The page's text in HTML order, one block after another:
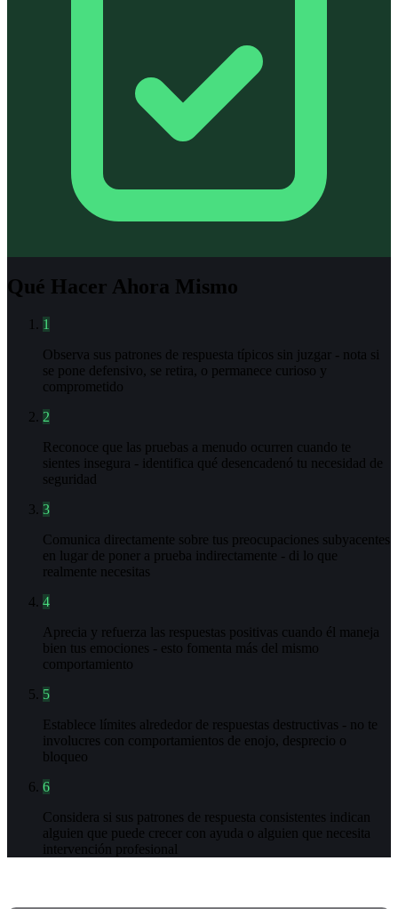
Qué Hacer Ahora Mismo
1
Observa sus patrones de respuesta típicos sin juzgar - nota si
se pone defensivo, se retira, o permanece curioso y
comprometido
2
Reconoce que las pruebas a menudo ocurren cuando te
sientes insegura - identifica qué desencadenó tu necesidad de
seguridad
3
Comunica directamente sobre tus preocupaciones subyacentes
en lugar de poner a prueba indirectamente - di lo que
realmente necesitas
4
Aprecia y refuerza las respuestas positivas cuando él maneja
bien tus emociones - esto fomenta más del mismo
comportamiento
5
Establece límites alrededor de respuestas destructivas - no te
involucres con comportamientos de enojo, desprecio o
bloqueo
6
Considera si sus patrones de respuesta consistentes indican
alguien que puede crecer con ayuda o alguien que necesita
intervención profesional